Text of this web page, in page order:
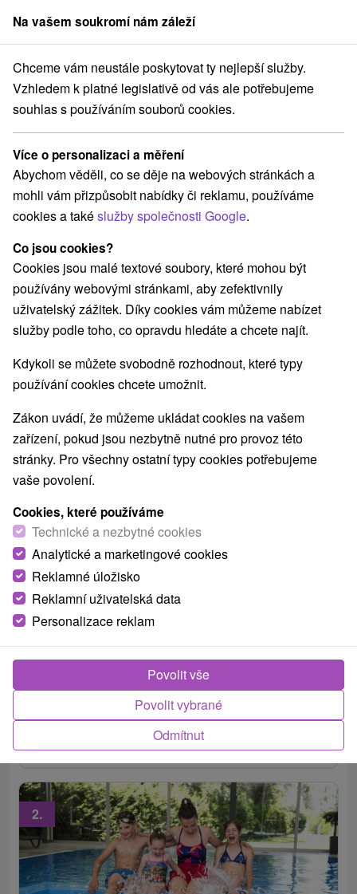
člen skupinySorger
Pobyty na Slovensku Wellness pobyty s polopenzí Trnavský kraj
Wellness pobyty s polopenzí
Trnavský kraj
Kategorie
Všechny kategorie
Pobyty v akci(28)
Wellness pobyty(40)
Romantické pobyty(9) Pobyty pro seniory(21)
Rodinné pobyty(23)
Vyberte lokalitu nebo termín
Nejprodávanější
od
1.
Nejoblíbenější pobyt Zdraví: Léčivá síla
Piešťan, bestseller mezi pobyty
Lázně Piešťany - sleva až do 25 % na termíny
do 27.2.2027
All Inclusive, Polopenze
Tradiční regenerace s lékařskou konzultací,
balíčkem léčebných procedur a neomezeným
2.
Na vašem soukromí nám záleží
Chceme vám neustále poskytovat ty nejlepší služby.
Vzhledem k platné legislativě od vás ale potřebujeme
souhlas s používáním souborů cookies.
Více o personalizaci a měření
Abychom věděli, co se děje na webových stránkách a
mohli vám přizpůsobit nabídky či reklamu, používáme
cookies a takéslužby společnosti Google.
Co jsou cookies?
Cookies jsou malé textové soubory, které mohou být
používány webovými stránkami, aby zefektivnily
uživatelský zážitek. Díky cookies vám můžeme nabízet
služby podle toho, co opravdu hledáte a chcete najít.
Kdykoli se můžete svobodně rozhodnout, které typy
používání cookies chcete umožnit.
Zákon uvádí, že můžeme ukládat cookies na vašem
zařízení, pokud jsou nezbytně nutné pro provoz této
stránky. Pro všechny ostatní typy cookies potřebujeme
vaše povolení.
Cookies, které používáme
Technické a nezbytné cookies
Analytické a marketingové cookies
Reklamné úložisko
Reklamní uživatelská data
Personalizace reklam
Odmítnut
Povolit vybrané
Povolit vše